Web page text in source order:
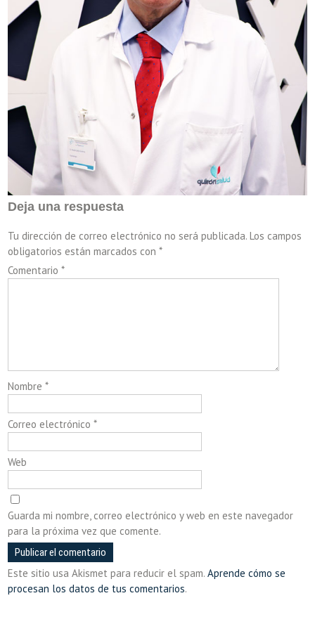
Deja una respuesta
Tu dirección de correo electrónico no será publicada. Los campos
obligatorios están marcados con*
Comentario*
Nombre*
Correo electrónico*
Web
Guarda mi nombre, correo electrónico y web en este navegador
para la próxima vez que comente.
Este sitio usa Akismet para reducir el spam.Aprende cómo se
procesan los datos de tus comentarios.